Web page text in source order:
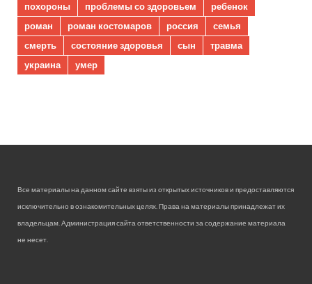
похороны
проблемы со здоровьем
ребенок
роман
роман костомаров россия
семья
смерть
состояние здоровья сын
травма
украина
умер
Все материалы на данном сайте взяты из открытых источников и предоставляются
исключительно в ознакомительных целях. Права на материалы принадлежат их
владельцам. Администрация сайта ответственности за содержание материала
не несет.